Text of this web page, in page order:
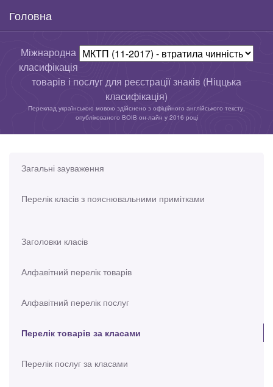
Головна
Міжнародна
класифікація
товарів і послуг для реєстрації знаків (Ніццька
класифікація)
Переклад українською мовою здійснено з офіційного англійського тексту,
опублікованого ВОІВ он-лайн у 2016 році
Загальні зауваження
Перелік класів з пояснювальними примітками
Заголовки класів
Алфавітний перелік товарів
Алфавітний перелік послуг
Перелік товарів за класами
Перелік послуг за класами